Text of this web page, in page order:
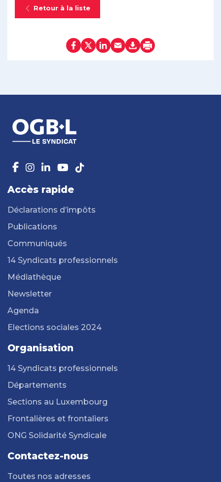
Retour à la liste
Accès rapide
Déclarations d’impôts
Publications
Communiqués
14 Syndicats professionnels
Médiathèque
Newsletter
Agenda
Elections sociales 2024
Organisation
14 Syndicats professionnels
Départements
Sections au Luxembourg
Frontalières et frontaliers
ONG Solidarité Syndicale
Contactez-nous
Toutes nos adresses